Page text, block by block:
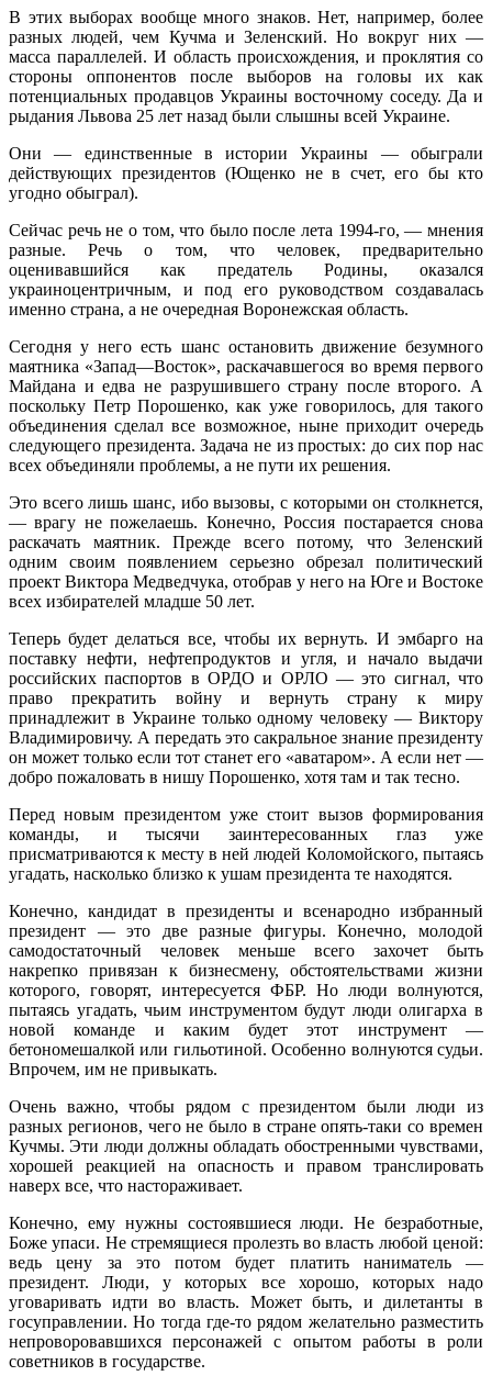
В этих выборах вообще много знаков. Нет, например, более
разных людей, чем Кучма и Зеленский. Но вокруг них —
масса параллелей. И область происхождения, и проклятия со
стороны оппонентов после выборов на головы их как
потенциальных продавцов Украины восточному соседу. Да и
рыдания Львова 25 лет назад были слышны всей Украине.
Они — единственные в истории Украины — обыграли
действующих президентов (Ющенко не в счет, его бы кто
угодно обыграл).
Сейчас речь не о том, что было после лета 1994-го, — мнения
разные. Речь о том, что человек, предварительно
оценивавшийся как предатель Родины, оказался
украиноцентричным, и под его руководством создавалась
именно страна, а не очередная Воронежская область.
Сегодня у него есть шанс остановить движение безумного
маятника «Запад—Восток», раскачавшегося во время первого
Майдана и едва не разрушившего страну после второго. А
поскольку Петр Порошенко, как уже говорилось, для такого
объединения сделал все возможное, ныне приходит очередь
следующего президента. Задача не из простых: до сих пор нас
всех объединяли проблемы, а не пути их решения.
Это всего лишь шанс, ибо вызовы, с которыми он столкнется,
— врагу не пожелаешь. Конечно, Россия постарается снова
раскачать маятник. Прежде всего потому, что Зеленский
одним своим появлением серьезно обрезал политический
проект Виктора Медведчука, отобрав у него на Юге и Востоке
всех избирателей младше 50 лет.
Теперь будет делаться все, чтобы их вернуть. И эмбарго на
поставку нефти, нефтепродуктов и угля, и начало выдачи
российских паспортов в ОРДО и ОРЛО — это сигнал, что
право прекратить войну и вернуть страну к миру
принадлежит в Украине только одному человеку — Виктору
Владимировичу. А передать это сакральное знание президенту
он может только если тот станет его «аватаром». А если нет —
добро пожаловать в нишу Порошенко, хотя там и так тесно.
Перед новым президентом уже стоит вызов формирования
команды, и тысячи заинтересованных глаз уже
присматриваются к месту в ней людей Коломойского, пытаясь
угадать, насколько близко к ушам президента те находятся.
Конечно, кандидат в президенты и всенародно избранный
президент — это две разные фигуры. Конечно, молодой
самодостаточный человек меньше всего захочет быть
накрепко привязан к бизнесмену, обстоятельствами жизни
которого, говорят, интересуется ФБР. Но люди волнуются,
пытаясь угадать, чьим инструментом будут люди олигарха в
новой команде и каким будет этот инструмент —
бетономешалкой или гильотиной. Особенно волнуются судьи.
Впрочем, им не привыкать.
Очень важно, чтобы рядом с президентом были люди из
разных регионов, чего не было в стране опять-таки со времен
Кучмы. Эти люди должны обладать обостренными чувствами,
хорошей реакцией на опасность и правом транслировать
наверх все, что настораживает.
Конечно, ему нужны состоявшиеся люди. Не безработные,
Боже упаси. Не стремящиеся пролезть во власть любой ценой:
ведь цену за это потом будет платить наниматель —
президент. Люди, у которых все хорошо, которых надо
уговаривать идти во власть. Может быть, и дилетанты в
госуправлении. Но тогда где-то рядом желательно разместить
непроворовавшихся персонажей с опытом работы в роли
советников в государстве.